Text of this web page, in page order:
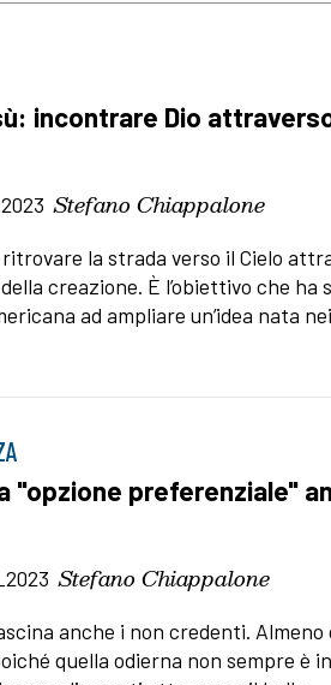
incontrare Dio
Stefano Chiappalone
la strada verso il Cielo
creazione. È l’obiettivo che ha
ad ampliare un’idea nata
"opzione preferenziale"
Stefano Chiappalone
anche i non credenti. Almeno
quella odierna non sempre è in